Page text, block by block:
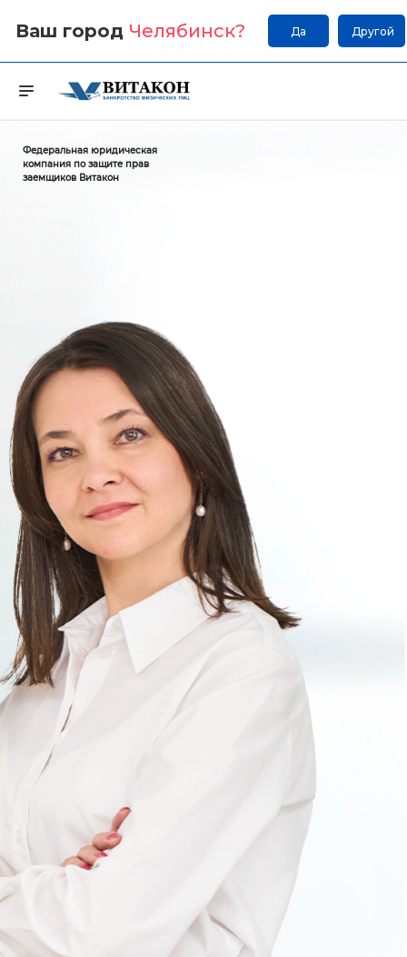
Ваш город Челябинск? Да Другой
Федеральная юридическая
компания по защите прав
заемщиков Витакон